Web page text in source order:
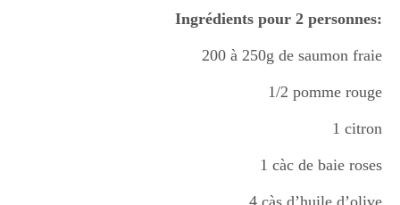
plats
Boisson chaudes
Ingrédients pour 2 personnes:
200 à 250g de saumon fraie
1/2 pomme rouge
1 citron
1 càc de baie roses
4 càs d’huile d’olive